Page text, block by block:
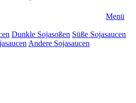
Menü
Dunkle Sojasoßen Süße Sojasaucen
Andere Sojasaucen